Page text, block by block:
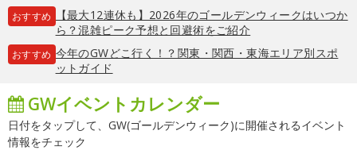
おすすめ
【最大12連休も】2026年のゴールデンウィークはいつか
ら？混雑ピーク予想と回避術をご紹介
おすすめ 今年のGWどこ行く！？関東・関西・東海エリア別スポ
ットガイド
GWイベントカレンダー
日付をタップして、GW(ゴールデンウィーク)に開催されるイベント
情報をチェック